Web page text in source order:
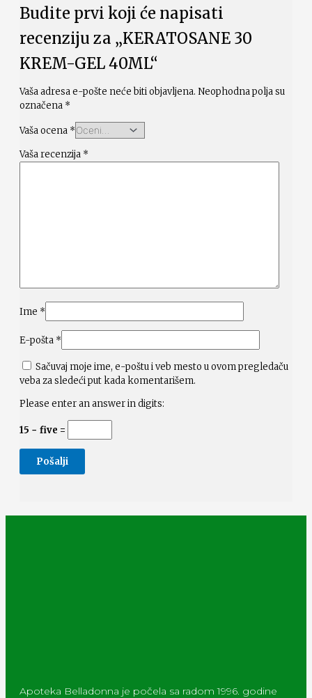
Budite prvi koji će napisati
recenziju za „KERATOSANE 30
KREM-GEL 40ML“
Vaša adresa e-pošte neće biti objavljena. Neophodna polja su
označena *
Vaša ocena *
Vaša recenzija *
Ime *
E-pošta *
Sačuvaj moje ime, e-poštu i veb mesto u ovom pregledaču
veba za sledeći put kada komentarišem.
Please enter an answer in digits:
15 − five =
Apoteka Belladonna je počela sa radom 1996. godine